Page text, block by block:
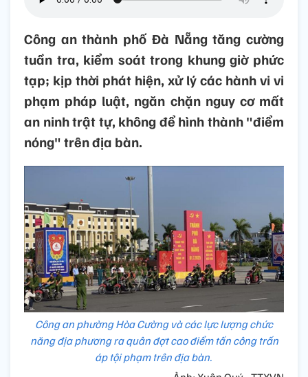
Công an thành phố Đà Nẵng tăng cường
tuần tra, kiểm soát trong khung giờ phức
tạp; kịp thời phát hiện, xử lý các hành vi vi
phạm pháp luật, ngăn chặn nguy cơ mất
an ninh trật tự, không để hình thành "điểm
nóng" trên địa bàn.
Công an phường Hòa Cường và các lực lượng chức
năng địa phương ra quân đợt cao điểm tấn công trấn
áp tội phạm trên địa bàn.